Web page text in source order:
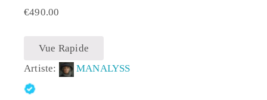
€490.00
Vue Rapide
Artiste:
MANALYSS